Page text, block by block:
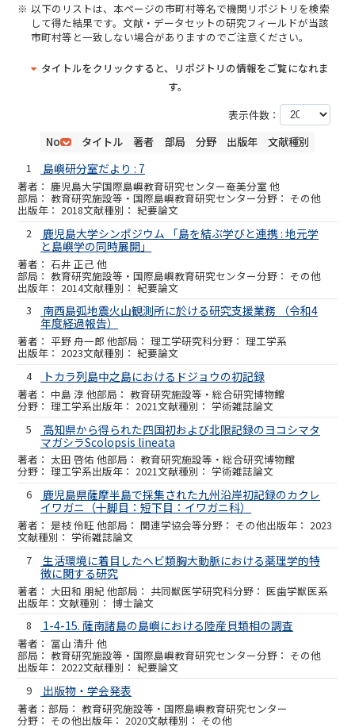
以下のリストは、本ページの市町村等名で機関リポジトリを検索
して得た結果です。文献・データセットの研究フィールドが当該
市町村等と一致しない場合がありますのでご注意ください。
タイトルをクリックすると、リポジトリの情報をご覧になれま
す。
表示件数：
No
タイトル 著者 部局 分野 出版年
文献種別
1
島嶼研分室だより : 7
鹿児島大学国際島嶼教育研究センター奄美分室 他
教育研究施設等・国際島嶼教育研究センター その他
2018
紀要論文
2
鹿児島大学シンポジウム 「島を結ぶ学びと連携 : 地元学
と島嶼学の同時展開」
石井 正己 他
教育研究施設等・国際島嶼教育研究センター その他
2014
紀要論文
3
南西島弧地震火山観測所に於ける研究支援業務 （令和4
年度経過報告）
平野 舟一郎 他 理工学研究科 理工学系
2023
紀要論文
4
トカラ列島中之島におけるドジョウの初記録
中島 淳 他 教育研究施設等・総合研究博物館
理工学系 2021
学術雑誌論文
5
高知県から得られた四国初および北限記録のヨコシマタ
マガシラScolopsis lineata
太田 啓佑 他 教育研究施設等・総合研究博物館
理工学系 2021
学術雑誌論文
6
鹿児島県薩摩半島で採集された九州沿岸初記録のカクレ
イワガニ（十脚目：短下目：イワガニ科）
是枝 伶旺 他 関連学協会等 その他 2023
学術雑誌論文
7
生活環境に着目したヘビ類胸大動脈における薬理学的特
徴に関する研究
大田和 朋紀 他 共同獣医学研究科 医歯学獣医系
博士論文
8
1-4-15. 薩南諸島の島嶼における陸産貝類相の調査
冨山 清升 他
教育研究施設等・国際島嶼教育研究センター その他
2022
紀要論文
9
出版物・学会発表
教育研究施設等・国際島嶼教育研究センター
その他 2020 その他